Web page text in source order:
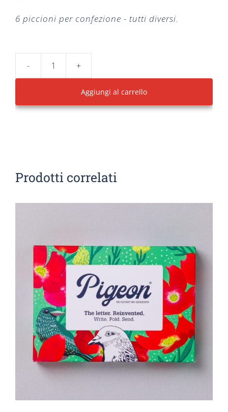
6 piccioni per confezione - tutti diversi.
-
Pigeon
quantità
+
Aggiungi al carrello
Prodotti correlati